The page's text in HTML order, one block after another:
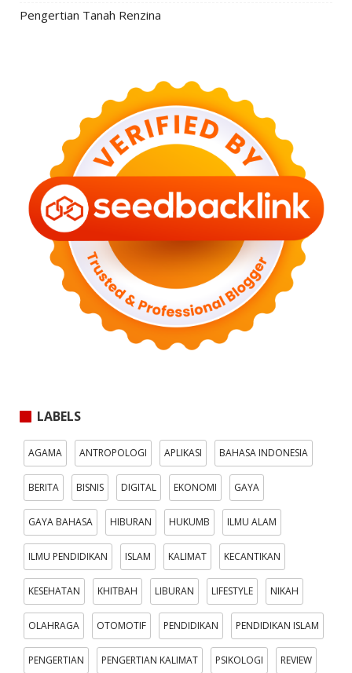
Pengertian Tanah Renzina
LABELS
AGAMA ANTROPOLOGI APLIKASI BAHASA INDONESIA
BERITA BISNIS DIGITAL EKONOMI GAYA
GAYA BAHASA HIBURAN HUKUMB ILMU ALAM
ILMU PENDIDIKAN ISLAM KALIMAT KECANTIKAN
KESEHATAN KHITBAH LIBURAN LIFESTYLE NIKAH
OLAHRAGA OTOMOTIF PENDIDIKAN PENDIDIKAN ISLAM
PENGERTIAN PENGERTIAN KALIMAT PSIKOLOGI REVIEW